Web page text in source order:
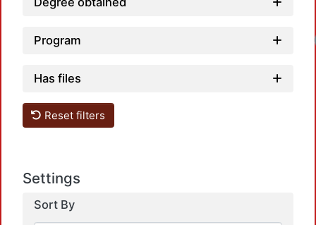
Program
Has files
Reset filters
Settings
Sort By